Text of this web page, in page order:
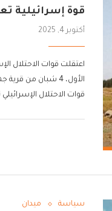
قوة إسرائيلية تعتقل 4 شبان بعد توغلها
أكتوبر 4, 2025
الأول، 4 شبان من
قوات الاحتلال
سياسة ميدان